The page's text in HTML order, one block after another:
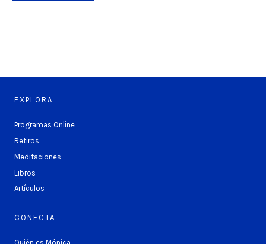
EXPLORA
Programas Online
Retiros
Meditaciones
Libros
Artículos
CONECTA